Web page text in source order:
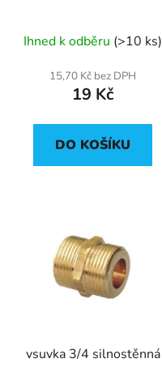
Ihned k odběru (>10 ks)
15,70 Kč bez DPH
19 Kč
DO KOŠÍKU
vsuvka 3/4 silnostěnná